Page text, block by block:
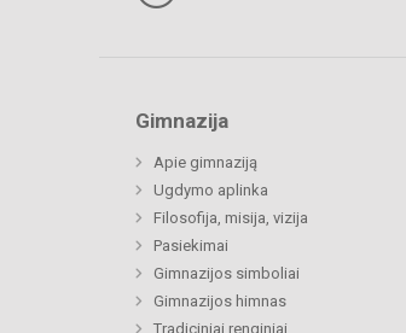
Gimnazija
Apie gimnaziją
Ugdymo aplinka
Filosofija, misija, vizija
Pasiekimai
Gimnazijos simboliai
Gimnazijos himnas
Tradiciniai renginiai